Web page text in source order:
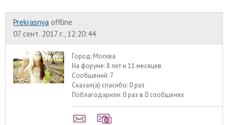
Prekrasnya offline
07 сент. 2017 г., 12:20:44
Город: Москва
На форуме: 8 лет и 11 месяцев
Сообщений: 7
Сказал(а) спасибо: 0 раз
Поблагодарили: 0 раз в 0 сообщенях